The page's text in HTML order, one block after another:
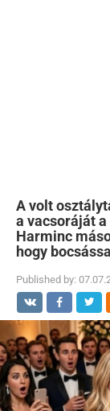
A volt
a vacsoráját
Harminc
hogy
Published by: